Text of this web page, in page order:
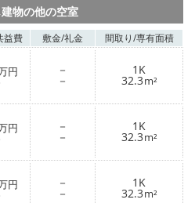
物の他の空室
益費 敷金/礼金 間取り/専有面積
円 －
－
1K
32.3m²
円 －
－
1K
32.3m²
円 －
－
1K
32.3m²